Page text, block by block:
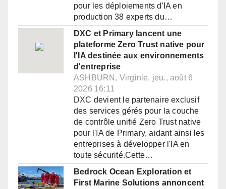
pour les déploiements d'IA en
production 38 experts du…
DXC et Primary lancent une
plateforme Zero Trust native pour
l'IA destinée aux environnements
d'entreprise
ASHBURN, Virginie, jeu., août 6
2026 16:11
DXC devient le partenaire exclusif
des services gérés pour la couche
de contrôle unifié Zero Trust native
pour l'IA de Primary, aidant ainsi les
entreprises à développer l'IA en
toute sécurité.Cette…
Bedrock Ocean Exploration et
First Marine Solutions annoncent